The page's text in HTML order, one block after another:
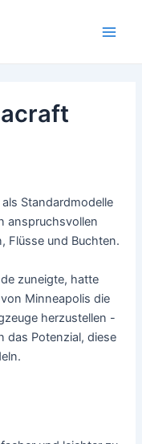
Standardmodelle
anspruchsvollen
Flüsse und Buchten.
zuneigte, hatte
Minneapolis die
herzustellen -
das Potenzial, diese